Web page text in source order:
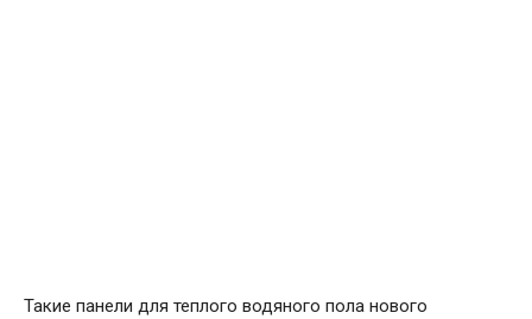
Такие панели для теплого водяного пола нового